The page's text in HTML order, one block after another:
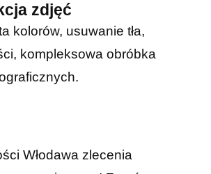
zdjęć
kolorów, usuwanie tła,
kompleksowa obróbka
Włodawa zlecenia